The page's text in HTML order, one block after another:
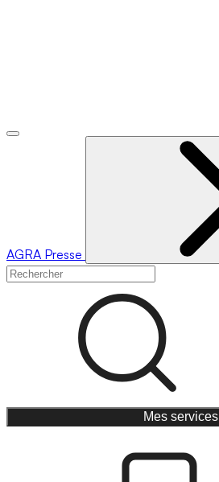
AGRA Presse
Mes services